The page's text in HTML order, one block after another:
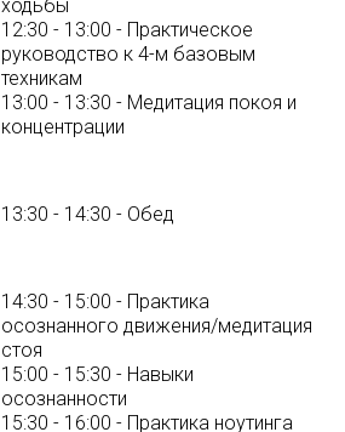
ходьбы
12:30 - 13:00 - Практическое
руководство к 4-м базовым
техникам
13:00 - 13:30 - Медитация покоя и
концентрации
13:30 - 14:30 - Обед
14:30 - 15:00 - Практика
осознанного движения/медитация
стоя
15:00 - 15:30 - Навыки
осознанности
15:30 - 16:00 - Практика ноутинга